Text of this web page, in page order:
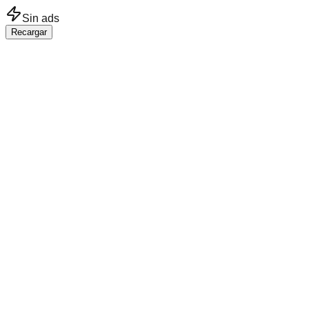
Saltar al contenido principal
Sin ads
Recargar